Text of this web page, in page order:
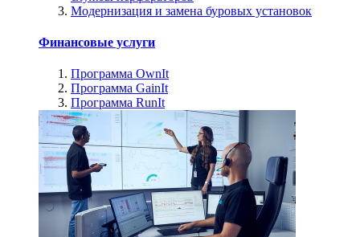
Модернизация и замена буровых установок
Финансовые услуги
Программа OwnIt
Программа GainIt
Программа RunIt